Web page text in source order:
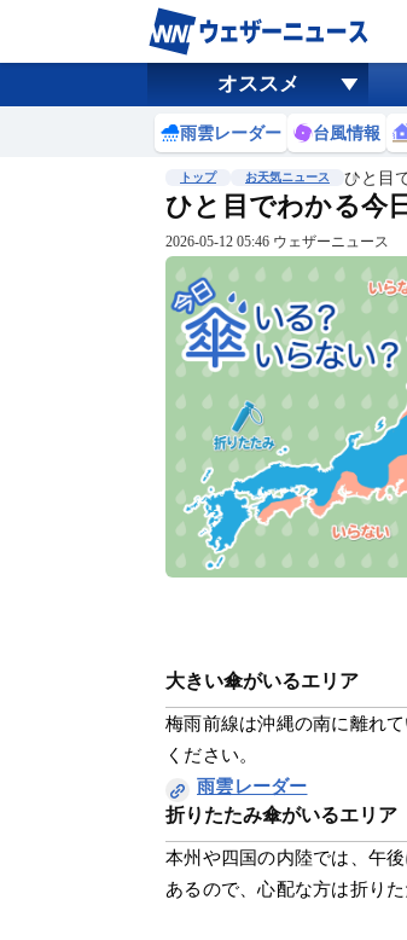
オススメ
雨雲レーダー 台風情報
トップ お天気ニュース ひと目
ひと目でわかる今
2026-05-12 05:46 ウェザーニュース
大きい傘がいるエリア
梅雨前線は沖縄の南に離れ
ください。
雨雲レーダー
折りたたみ傘がいるエリア
本州や四国の内陸では、午
あるので、心配な方は折り